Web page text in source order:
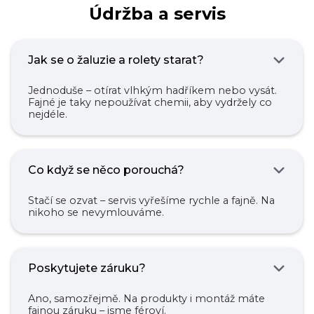
Údržba a servis
Jak se o žaluzie a rolety starat?
Jednoduše – otírat vlhkým hadříkem nebo vysát.
Fajné je taky nepoužívat chemii, aby vydržely co
nejdéle.
Co když se něco porouchá?
Stačí se ozvat – servis vyřešíme rychle a fajně. Na
nikoho se nevymlouváme.
Poskytujete záruku?
Ano, samozřejmě. Na produkty i montáž máte
fajnou záruku – jsme féroví.